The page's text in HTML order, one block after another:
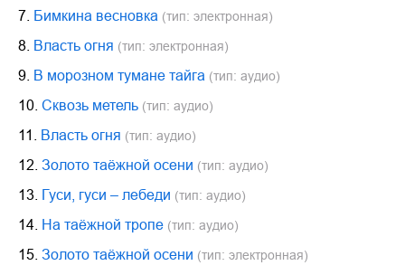
7. Бимкина весновка (тип: электронная)
8. Власть огня (тип: электронная)
9. В морозном тумане тайга (тип: аудио)
10. Сквозь метель (тип: аудио)
11. Власть огня (тип: аудио)
12. Золото таёжной осени (тип: аудио)
13. Гуси, гуси – лебеди (тип: аудио)
14. На таёжной тропе (тип: аудио)
15. Золото таёжной осени (тип: электронная)